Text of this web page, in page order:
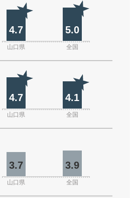
4.7 5.0
山口県 全国
4.7 4.1
山口県 全国
3.7 3.9
山口県 全国